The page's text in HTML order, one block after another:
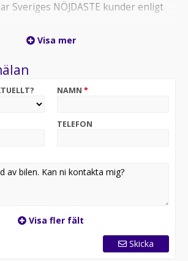
Sveriges NÖJDASTE kunder enligt
Sverige!*
kombinerar komfort och
och med en välplanerad kupé
bekväm och trivsam.
oss innan ditt besök för att
anläggning eller reserverad*
med någon av våra andra Audi A3 i
Visa mer
NAMN *
TELEFON
Visa fler fält
Skicka